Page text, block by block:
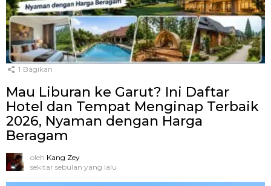
1 Bagikan
Mau Liburan ke Garut? Ini Daftar
Hotel dan Tempat Menginap Terbaik
2026, Nyaman dengan Harga
Beragam
oleh Kang Zey
sekitar sebulan yang lalu